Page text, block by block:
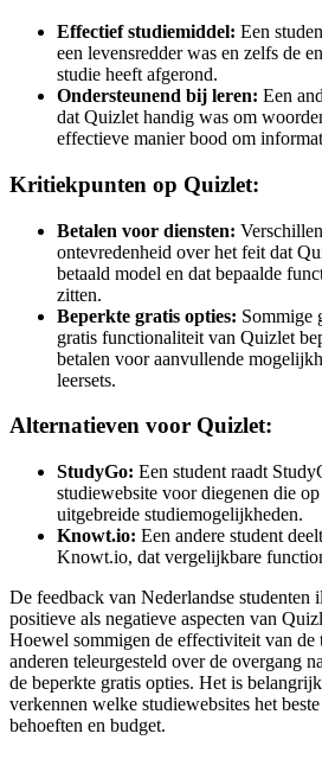
Effectief studiemiddel: Een
een levensredder was en zelfs de
studie heeft afgerond.
Ondersteunend bij leren: Een
dat Quizlet handig was om
effectieve manier bood om
Kritiekpunten op Quizlet:
Betalen voor diensten:
ontevredenheid over het feit dat
betaald model en dat bepaalde
zitten.
Beperkte gratis opties: Sommige
gratis functionaliteit van Quizlet
betalen voor aanvullende
leersets.
Alternatieven voor Quizlet:
StudyGo: Een student raadt
studiewebsite voor diegenen die
uitgebreide studiemogelijkheden.
Knowt.io: Een andere student
Knowt.io, dat vergelijkbare
De feedback van Nederlandse studenten
positieve als negatieve aspecten van
Hoewel sommigen de effectiviteit van de
anderen teleurgesteld over de overgang
de beperkte gratis opties. Het is
verkennen welke studiewebsites het
behoeften en budget.